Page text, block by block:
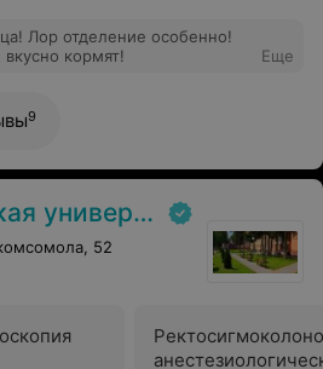
эндоскопии)
Лор отделение особенно!
вкусно кормят!
Еще
9
клиника
52